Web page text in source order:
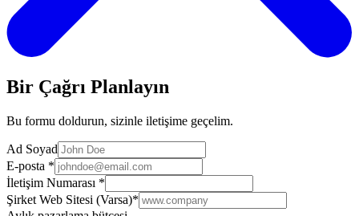
Bir Çağrı Planlayın
Bu formu doldurun, sizinle iletişime geçelim.
Ad Soyad
E-posta *
İletişim Numarası *
Şirket Web Sitesi (Varsa)*